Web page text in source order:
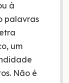
à
palavras
um
Não é